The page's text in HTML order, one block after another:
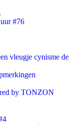
#76
vleugje cynisme de
by TONZON